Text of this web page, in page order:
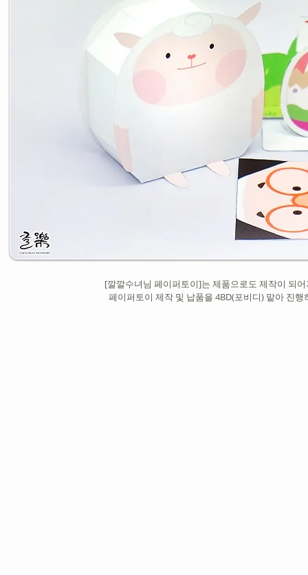
[깔깔수녀님 페이퍼토이]는 제품으로도 제작이 되
페이퍼토이 제작 및 납품을 4BD(포비디) 맡아 진